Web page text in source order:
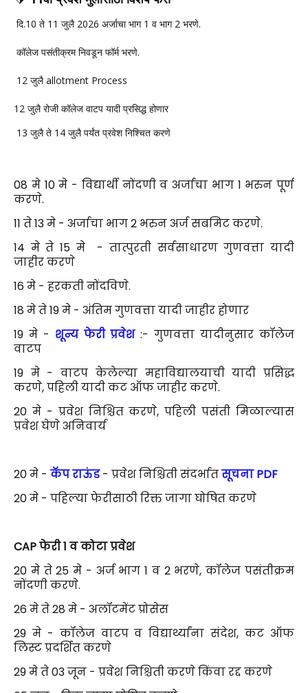
दि.10 ते 11 जुलै 2026 अर्जाचा भाग 1 व भाग 2 भरणे.
कॉलेज पसंतीक्रम निवडून फॉर्म भरणे.
12 जुलै allotment Process
12 जुलै रोजी कॉलेज वाटप यादी प्रसिद्ध होणार
13 जुलै ते 14 जुलै पर्यंत प्रवेश निश्चित करणे
08 मे 10 मे - विद्यार्थी नोंदणी व अर्जाचा भाग 1 भरुन पूर्ण
करणे.
11 ते 13 मे - अर्जाचा भाग 2 भरुन अर्ज सबमिट करणे.
14 मे ते 15 मे - तात्पुरती सर्वसाधारण गुणवत्ता यादी
जाहीर करणे
16 मे - हरकती नोंदविणे.
18 मे ते 19 मे - अंतिम गुणवत्ता यादी जाहीर होणार
19 मे - शून्य फेरी प्रवेश:- गुणवत्ता यादीनुसार कॉलेज
वाटप
19 मे - वाटप केलेल्या महाविद्यालयाची यादी प्रसिद्ध
करणे, पहिली यादी कट ऑफ जाहीर करणे.
20 मे - प्रवेश निश्चित करणे, पहिली पसंती मिळाल्यास
प्रवेश घेणे अनिवार्य
20 मे - कॅप राऊंड- प्रवेश निश्चिती संदर्भातसूचना PDF
20 मे - पहिल्या फेरीसाठी रिक्त जागा घोषित करणे
CAP फेरी 1 व कोटा प्रवेश
20 मे ते 25 मे - अर्ज भाग 1 व 2 भरणे, कॉलेज पसंतीक्रम
नोंदणी करणे.
26 मे ते 28 मे - अलॉटमेंट प्रोसेस
29 मे - कॉलेज वाटप व विद्यार्थ्यांना संदेश, कट ऑफ
लिस्ट प्रदर्शित करणे
29 मे ते 03 जून - प्रवेश निश्चिती करणे किंवा रद्द करणे